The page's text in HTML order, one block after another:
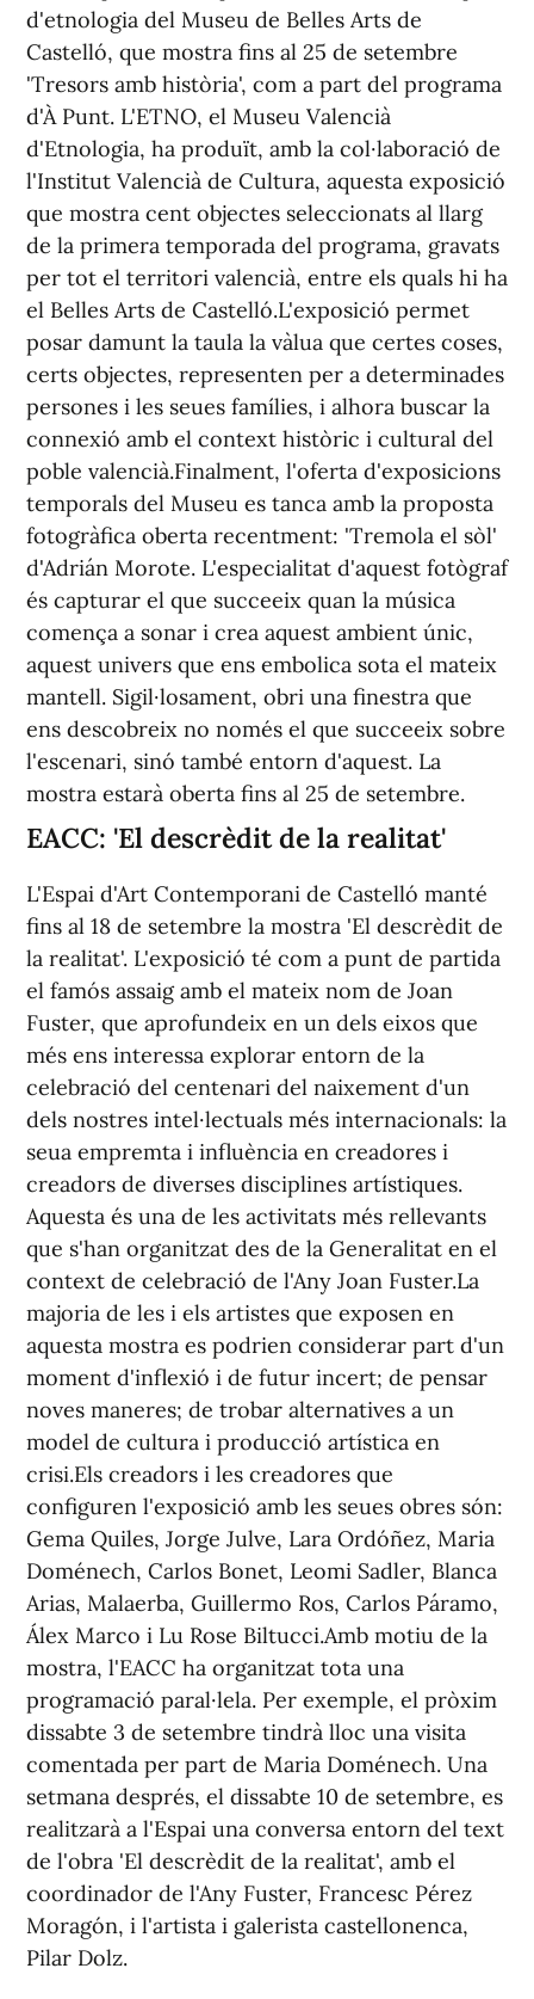
d'etnologia del Museu de Belles Arts de
Castelló, que mostra fins al 25 de setembre
'Tresors amb història', com a part del programa
d'À Punt. L'ETNO, el Museu Valencià
d'Etnologia, ha produït, amb la col·laboració de
l'Institut Valencià de Cultura, aquesta exposició
que mostra cent objectes seleccionats al llarg
de la primera temporada del programa, gravats
per tot el territori valencià, entre els quals hi ha
el Belles Arts de Castelló.L'exposició permet
posar damunt la taula la vàlua que certes coses,
certs objectes, representen per a determinades
persones i les seues famílies, i alhora buscar la
connexió amb el context històric i cultural del
poble valencià.Finalment, l'oferta d'exposicions
temporals del Museu es tanca amb la proposta
fotogràfica oberta recentment: 'Tremola el sòl'
d'Adrián Morote. L'especialitat d'aquest fotògraf
és capturar el que succeeix quan la música
comença a sonar i crea aquest ambient únic,
aquest univers que ens embolica sota el mateix
mantell. Sigil·losament, obri una finestra que
ens descobreix no només el que succeeix sobre
l'escenari, sinó també entorn d'aquest. La
mostra estarà oberta fins al 25 de setembre.
EACC: 'El descrèdit de la realitat'
L'Espai d'Art Contemporani de Castelló manté
fins al 18 de setembre la mostra 'El descrèdit de
la realitat'. L'exposició té com a punt de partida
el famós assaig amb el mateix nom de Joan
Fuster, que aprofundeix en un dels eixos que
més ens interessa explorar entorn de la
celebració del centenari del naixement d'un
dels nostres intel·lectuals més internacionals: la
seua empremta i influència en creadores i
creadors de diverses disciplines artístiques.
Aquesta és una de les activitats més rellevants
que s'han organitzat des de la Generalitat en el
context de celebració de l'Any Joan Fuster.La
majoria de les i els artistes que exposen en
aquesta mostra es podrien considerar part d'un
moment d'inflexió i de futur incert; de pensar
noves maneres; de trobar alternatives a un
model de cultura i producció artística en
crisi.Els creadors i les creadores que
configuren l'exposició amb les seues obres són:
Gema Quiles, Jorge Julve, Lara Ordóñez, Maria
Doménech, Carlos Bonet, Leomi Sadler, Blanca
Arias, Malaerba, Guillermo Ros, Carlos Páramo,
Álex Marco i Lu Rose Biltucci.Amb motiu de la
mostra, l'EACC ha organitzat tota una
programació paral·lela. Per exemple, el pròxim
dissabte 3 de setembre tindrà lloc una visita
comentada per part de Maria Doménech. Una
setmana després, el dissabte 10 de setembre, es
realitzarà a l'Espai una conversa entorn del text
de l'obra 'El descrèdit de la realitat', amb el
coordinador de l'Any Fuster, Francesc Pérez
Moragón, i l'artista i galerista castellonenca,
Pilar Dolz.